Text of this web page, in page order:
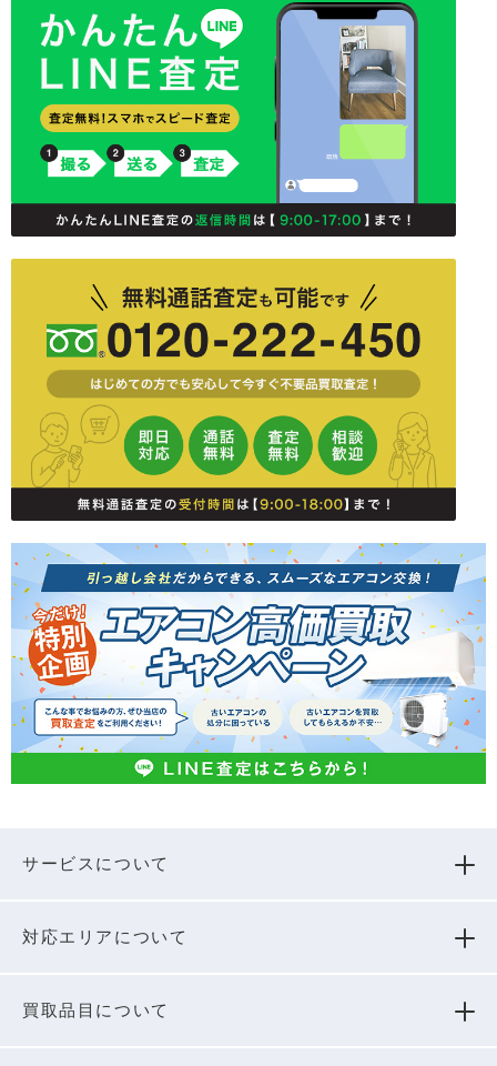
サービスについて
対応エリアについて
買取品⽬について